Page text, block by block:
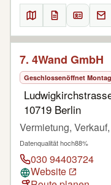
7. 4Wand GmbH
Geschlossenöffnet
10719 Berlin
Vermietung,
Datenqualität hoch88%
030 94403724
Website